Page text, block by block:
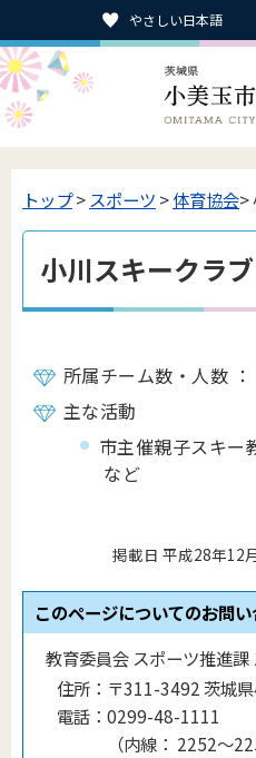
やさしい日本語
トップ> スポーツ >体育協会>
小川スキークラブ
所属チーム数・人数
主な活動
市主催親子スキー
など
掲載日 平成28年12
このページについてのお問
教育委員会 スポーツ推進課
住所： 〒311-3492 茨城
電話： 0299-48-1111
（内線 ： 2252～